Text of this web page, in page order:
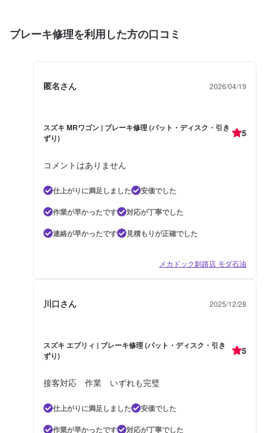
ブレーキ修理を利用した方の口コミ
匿名さん 2026/04/19
スズキ MRワゴン | ブレーキ修理 (パット・ディスク・引き
ずり)
5
コメントはありません
仕上がりに満足しました
安価でした
作業が早かったです
対応が丁寧でした
連絡が早かったです
見積もりが正確でした
メカドック釧路店 モダ石油
川口さん 2025/12/28
スズキ エブリィ | ブレーキ修理 (パット・ディスク・引き
ずり)
5
接客対応 作業 いずれも完璧
仕上がりに満足しました
安価でした
作業が早かったです
対応が丁寧でした